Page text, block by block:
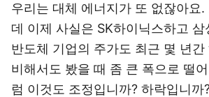
우리는 대체 에너지가 또 없잖아요.
데 이제 사실은 SK하이닉스하고 삼
반도체 기업의 주가도 최근 몇 년간
비해서도 봤을 때 좀 큰 폭으로 떨
럼 이것도 조정입니까? 하락입니까